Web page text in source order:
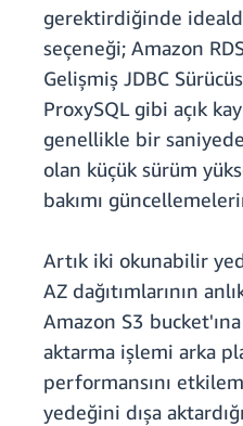
gerektirdiğinde
seçeneği; Amazon
Gelişmiş JDBC
ProxySQL gibi açık
genellikle bir
olan küçük sürüm
bakımı
Artık iki okunabilir
AZ dağıtımlarının
Amazon S3
aktarma işlemi arka
performansını
yedeğini dışa